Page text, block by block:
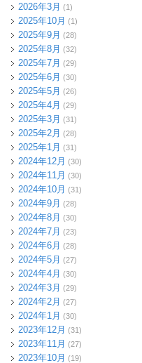
2026年3月 (1)
2025年10月 (1)
2025年9月 (28)
2025年8月 (32)
2025年7月 (29)
2025年6月 (30)
2025年5月 (26)
2025年4月 (29)
2025年3月 (31)
2025年2月 (28)
2025年1月 (31)
2024年12月 (30)
2024年11月 (30)
2024年10月 (31)
2024年9月 (28)
2024年8月 (30)
2024年7月 (23)
2024年6月 (28)
2024年5月 (27)
2024年4月 (30)
2024年3月 (29)
2024年2月 (27)
2024年1月 (30)
2023年12月 (31)
2023年11月 (27)
2023年10月 (19)